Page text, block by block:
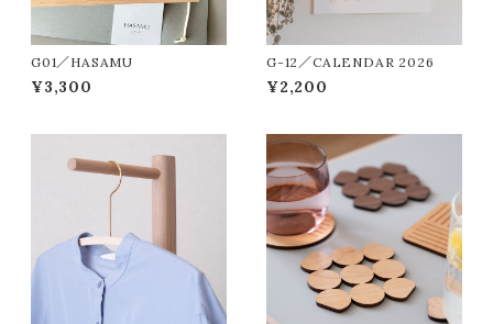
G01／HASAMU
¥3,300
G-12／CALENDAR 2026
¥2,200